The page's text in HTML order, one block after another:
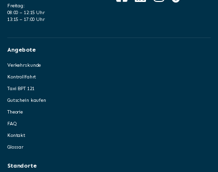
Freitag:
08:00 – 12:15 Uhr
13:15 – 17:00 Uhr
Angebote
Verkehrskunde
Kontrollfahrt
Taxi BPT 121
Gutschein kaufen
Theorie
FAQ
Kontakt
Glossar
Standorte